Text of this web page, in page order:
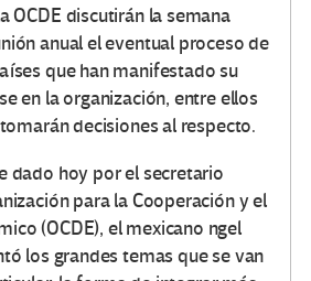
OCDE discutirán la semana
anual el eventual proceso de
que han manifestado su
en la organización, entre ellos
decisiones al respecto.
dado hoy por el secretario
para la Cooperación y el
(OCDE), el mexicano ngel
los grandes temas que se van